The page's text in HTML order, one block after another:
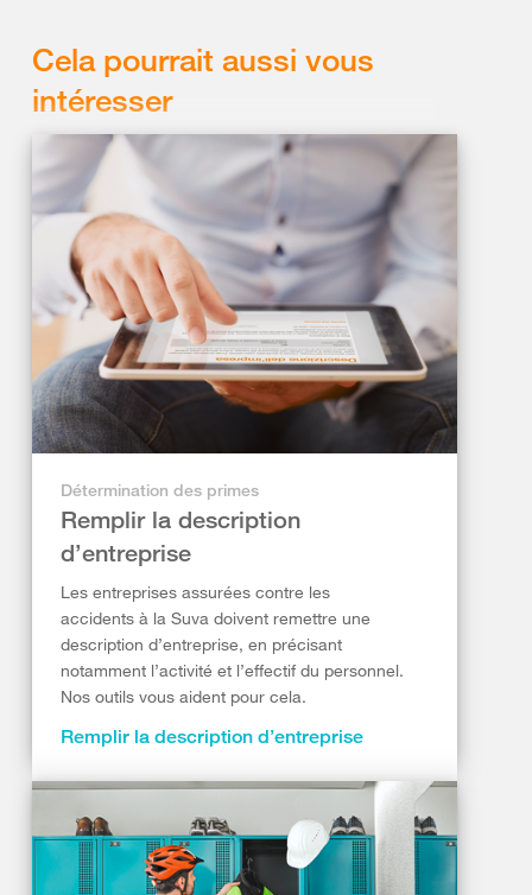
Cela pourrait aussi vous
intéresser
Détermination des primes
Remplir la description
d’entreprise
Les entreprises assurées contre les
accidents à la Suva doivent remettre une
description d’entreprise, en précisant
notamment l’activité et l’effectif du personnel.
Nos outils vous aident pour cela.
Remplir la description d’entreprise